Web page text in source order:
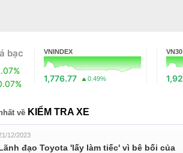
bạc VNINDEX
1,776.77 0.49%
VN30
về KIỂM TRA XE
12/2023
đạo Toyota 'lấy làm tiếc' vì bê bối của